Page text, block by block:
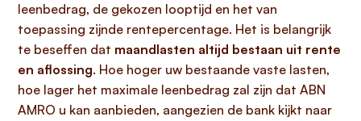
leenbedrag, de gekozen looptijd en het van
toepassing zijnde rentepercentage. Het is belangrijk
te beseffen dat maandlasten altijd bestaan uit rente
en aflossing. Hoe hoger uw bestaande vaste lasten,
hoe lager het maximale leenbedrag zal zijn dat ABN
AMRO u kan aanbieden, aangezien de bank kijkt naar